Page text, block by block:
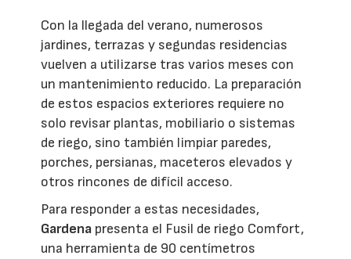
Con la llegada del verano, numerosos
jardines, terrazas y segundas residencias
vuelven a utilizarse tras varios meses con
un mantenimiento reducido. La preparación
de estos espacios exteriores requiere no
solo revisar plantas, mobiliario o sistemas
de riego, sino también limpiar paredes,
porches, persianas, maceteros elevados y
otros rincones de difícil acceso.
Para responder a estas necesidades,
Gardena presenta el Fusil de riego Comfort,
una herramienta de 90 centímetros